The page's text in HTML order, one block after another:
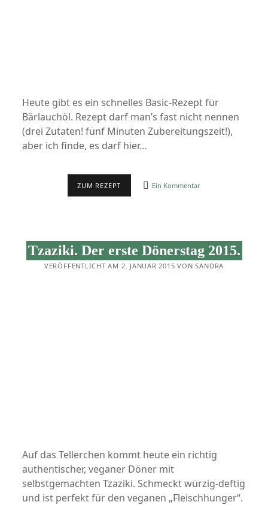
Heute gibt es ein schnelles Basic-Rezept für
Bärlauchöl. Rezept darf man’s fast nicht nennen
(drei Zutaten! fünf Minuten Zubereitungszeit!),
aber ich finde, es darf hier…
ZUM REZEPT BÄRLAUCHÖLEin Kommentar
Tzaziki. Der erste Dönerstag 2015.
VERÖFFENTLICHT AM 2. JANUAR 2015 VON SANDRA
Auf das Tellerchen kommt heute ein richtig
authentischer, veganer Döner mit
selbstgemachten Tzaziki. Schmeckt würzig-deftig
und ist perfekt für den veganen „Fleischhunger“.